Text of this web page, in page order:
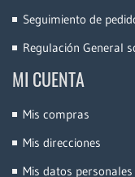
Seguimiento de
Regulación General
MI CUENTA
Mis compras
Mis direcciones
Mis datos personales